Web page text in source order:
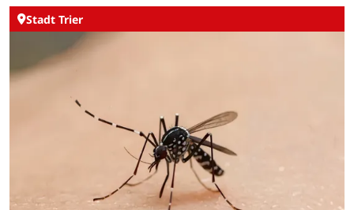
Stadt Trier